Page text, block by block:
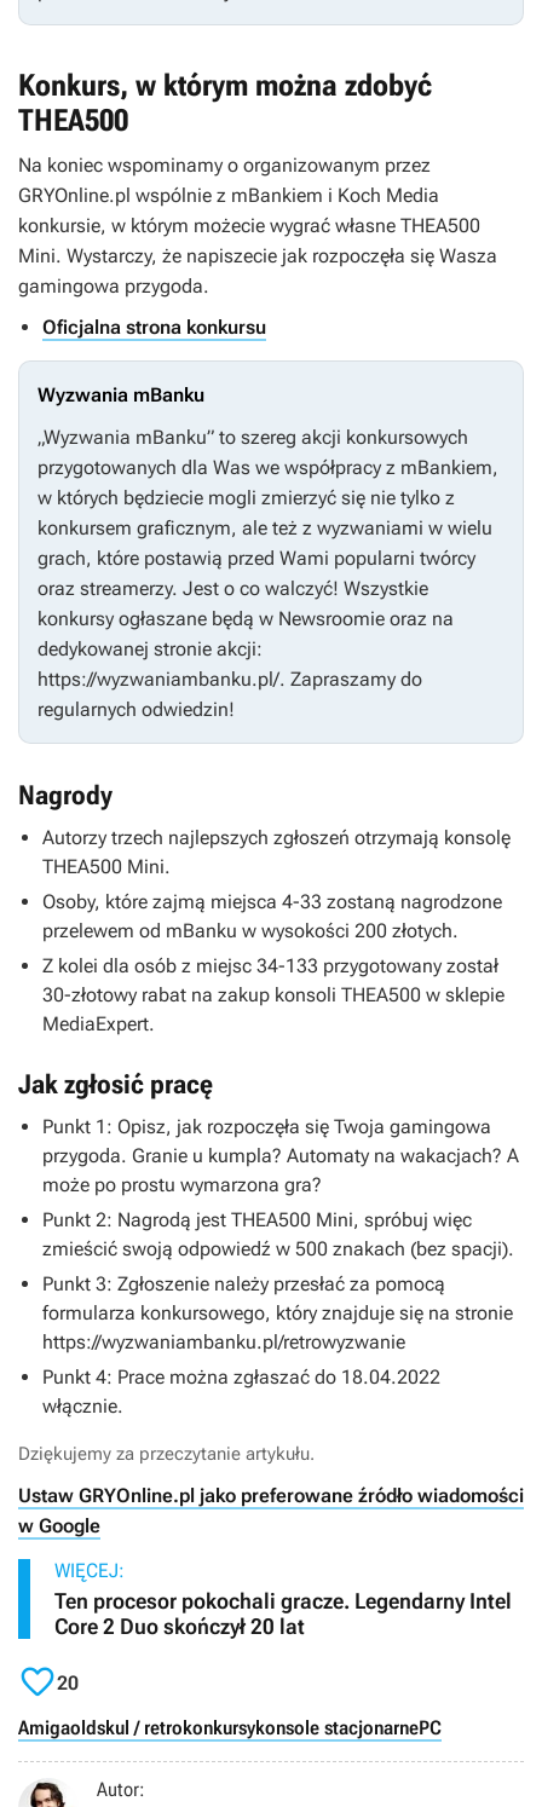
Konkurs, w którym można zdobyć
THEA500
Na koniec wspominamy o organizowanym przez
GRYOnline.pl wspólnie z mBankiem i Koch Media
konkursie, w którym możecie wygrać własne THEA500
Mini. Wystarczy, że napiszecie jak rozpoczęła się Wasza
gamingowa przygoda.
Oficjalna strona konkursu
Wyzwania mBanku
„Wyzwania mBanku” to szereg akcji konkursowych
przygotowanych dla Was we współpracy z mBankiem,
w których będziecie mogli zmierzyć się nie tylko z
konkursem graficznym, ale też z wyzwaniami w wielu
grach, które postawią przed Wami popularni twórcy
oraz streamerzy. Jest o co walczyć! Wszystkie
konkursy ogłaszane będą w Newsroomie oraz na
dedykowanej stronie akcji:
https://wyzwaniambanku.pl/. Zapraszamy do
regularnych odwiedzin!
Nagrody
Autorzy trzech najlepszych zgłoszeń otrzymają konsolę
THEA500 Mini.
Osoby, które zajmą miejsca 4-33 zostaną nagrodzone
przelewem od mBanku w wysokości 200 złotych.
Z kolei dla osób z miejsc 34-133 przygotowany został
30-złotowy rabat na zakup konsoli THEA500 w sklepie
MediaExpert.
Jak zgłosić pracę
Punkt 1: Opisz, jak rozpoczęła się Twoja gamingowa
przygoda. Granie u kumpla? Automaty na wakacjach? A
może po prostu wymarzona gra?
Punkt 2: Nagrodą jest THEA500 Mini, spróbuj więc
zmieścić swoją odpowiedź w 500 znakach (bez spacji).
Punkt 3: Zgłoszenie należy przesłać za pomocą
formularza konkursowego, który znajduje się na stronie
https://wyzwaniambanku.pl/retrowyzwanie
Punkt 4: Prace można zgłaszać do 18.04.2022
włącznie.
Dziękujemy za przeczytanie artykułu.
Ustaw GRYOnline.pl jako preferowane źródło wiadomości
w Google
WIĘCEJ:
Ten procesor pokochali gracze. Legendarny Intel
Core 2 Duo skończył 20 lat
20
Amigaoldskul / retrokonkursykonsole stacjonarnePC
Autor: